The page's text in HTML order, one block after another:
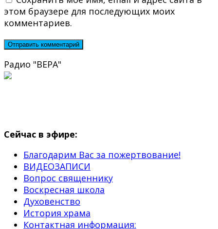
этом браузере для последующих моих
комментариев.
Радио "ВЕРА"
Сейчас в эфире:
Благодарим Вас за пожертвование!
ВИДЕОЗАПИСИ
Вопрос священнику
Воскресная школа
Духовенство
История храма
Контактная информация: